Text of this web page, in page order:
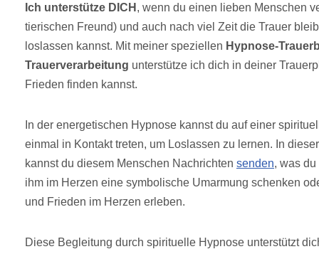
Ich unterstütze DICH , wenn du einen lieben Menschen
tierischen Freund) und auch nach viel Zeit die Trauer
loslassen kannst. Mit meiner speziellen Hypnose-
Trauerverarbeitung unterstütze ich dich in deiner
Frieden finden kannst.
In der energetischen Hypnose kannst du auf einer
einmal in Kontakt treten, um Loslassen zu lernen. In dieser
kannst du diesem Menschen Nachrichten senden, was
ihm im Herzen eine symbolische Umarmung schenken
und Frieden im Herzen erleben.
Diese Begleitung durch spirituelle Hypnose unterstützt